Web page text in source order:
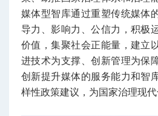
媒体型智库通过重塑传统媒体
导力、影响力、公信力，积极
价值，集聚社会正能量，建立
进技术为支撑、创新管理为保
创新提升媒体的服务能力和智
样性政策建议，为国家治理现代